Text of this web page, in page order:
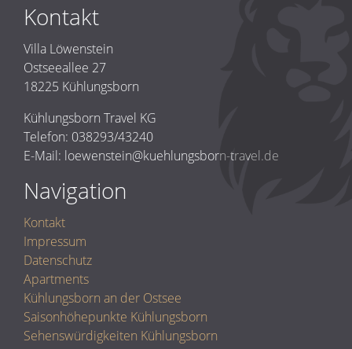
Kontakt
Villa Löwenstein
Ostseeallee 27
18225 Kühlungsborn
Kühlungsborn Travel KG
Telefon: 038293/43240
E-Mail: loewenstein@kuehlungsborn-travel.de
Navigation
Kontakt
Impressum
Datenschutz
Apartments
Kühlungsborn an der Ostsee
Saisonhöhepunkte Kühlungsborn
Sehenswürdigkeiten Kühlungsborn